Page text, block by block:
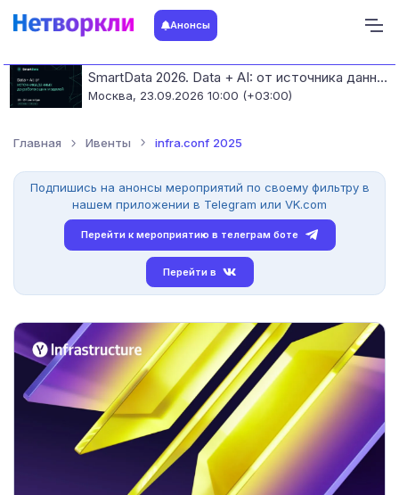
Анонсы
SmartData 2026. Data + AI: от источника данных до работающих моделей
Москва, 23.09.2026 10:00 (+03:00)
Главная Ивенты infra.conf 2025
Подпишись на анонсы мероприятий по своему фильтру в
нашем приложении в Telegram или VK.com
Перейти к мероприятию в телеграм боте
Перейти в